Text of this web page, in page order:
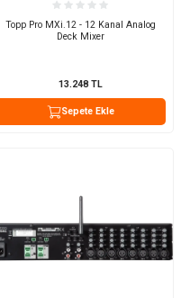
Topp Pro MXi.12 - 12 Kanal Analog
Deck Mixer
13.248TL
Sepete Ekle